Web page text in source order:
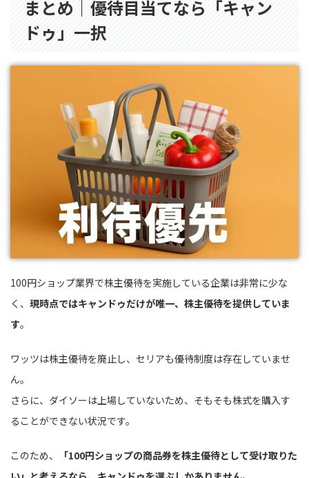
まとめ｜優待目当てなら「キャン
ドゥ」一択
100円ショップ業界で株主優待を実施している企業は非常に少な
く、 現時点ではキャンドゥだけが唯一、株主優待を提供していま
す。
ワッツは株主優待を廃止し、セリアも優待制度は存在していませ
ん。
さらに、ダイソーは上場していないため、そもそも株式を購入す
ることができない状況です。
このため、
「100円ショップの商品券を株主優待として受け取りた